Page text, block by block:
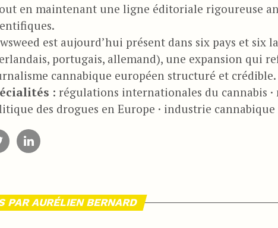
en maintenant une ligne éditoriale rigoureuse
est aujourd’hui présent dans six pays et six
portugais, allemand), une expansion qui
cannabique européen structuré et crédible.
: régulations internationales du cannabis ·
des drogues en Europe · industrie
PAR AURÉLIEN BERNARD